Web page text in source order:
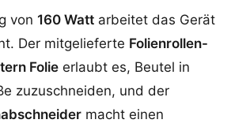
von 160 Watt arbeitet das Gerät
Der mitgelieferte Folienrollen-
Folie erlaubt es, Beutel in
zuzuschneiden, und der
macht einen